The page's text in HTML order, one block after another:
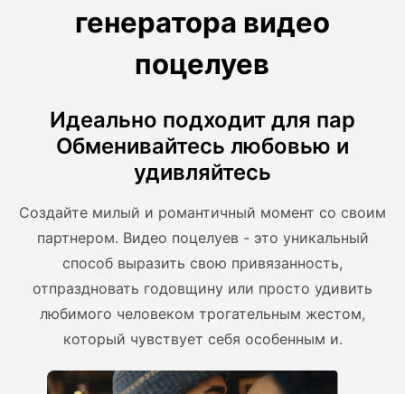
генератора видео
поцелуев
Идеально подходит для пар
Обменивайтесь любовью и
удивляйтесь
Создайте милый и романтичный момент со своим
партнером. Видео поцелуев - это уникальный
способ выразить свою привязанность,
отпраздновать годовщину или просто удивить
любимого человеком трогательным жестом,
который чувствует себя особенным и.